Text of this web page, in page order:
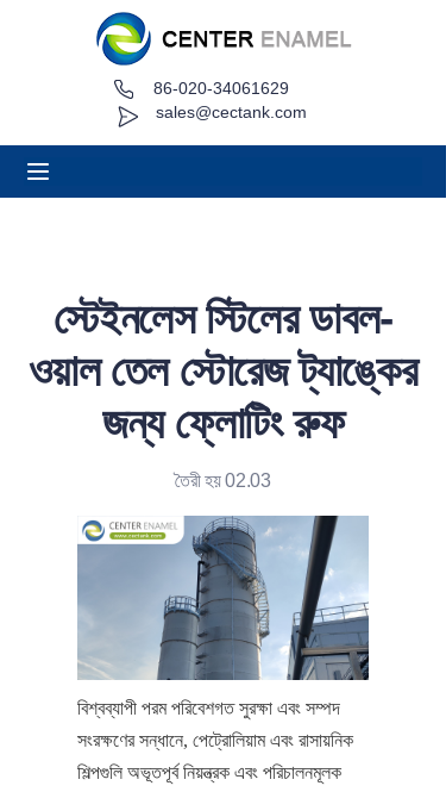
sales@cectank.com
86-020-34061629
স্টেইনলেস স্টিলের ডাবল-
ওয়াল তেল স্টোরেজ ট্যাঙ্কের
জন্য ফ্লোটিং রুফ
তৈরী হয় 02.03
বিশ্বব্যাপী পরম পরিবেশগত সুরক্ষা এবং সম্পদ
সংরক্ষণের সন্ধানে, পেট্রোলিয়াম এবং রাসায়নিক
শিল্পগুলি অভূতপূর্ব নিয়ন্ত্রক এবং পরিচালনমূলক
সম্পর্কে
অনুরোধ উদ্ধৃতি
যোগাযোগ